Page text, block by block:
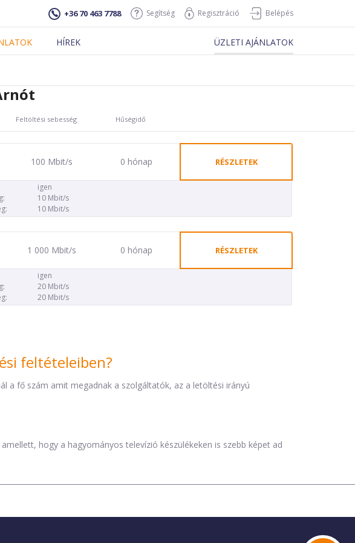
+36 70 463 7788 Segítség Regisztráció Belépés
HÍREK ÜZLETI AJÁNLATOK
Feltöltési sebesség Hűségidő
100 Mbit/s 0 hónap RÉSZLETEK
igen
10 Mbit/s
10 Mbit/s
1 000 Mbit/s 0 hónap RÉSZLETEK
igen
20 Mbit/s
20 Mbit/s
feltételeiben?
a fő szám amit megadnak a szolgáltatók, az a letöltési irányú
hogy a hagyományos televízió készülékeken is szebb képet ad